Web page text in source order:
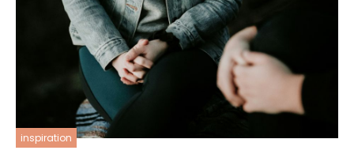
inspiration